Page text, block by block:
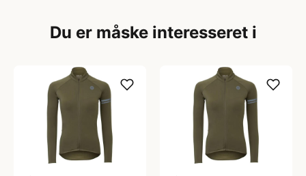
Du er måske interesseret i